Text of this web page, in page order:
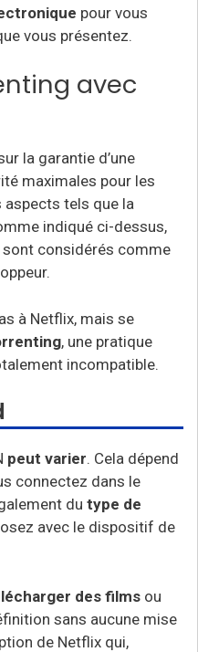
pour vous
vous présentez.
avec
la garantie d’une
maximales pour les
aspects tels que la
indiqué ci-dessus,
considérés comme
à Netflix, mais se
, une pratique
incompatible.
peut varier. Cela dépend
connectez dans le
du type de
avec le dispositif de
des films ou
sans aucune mise
de Netflix qui,